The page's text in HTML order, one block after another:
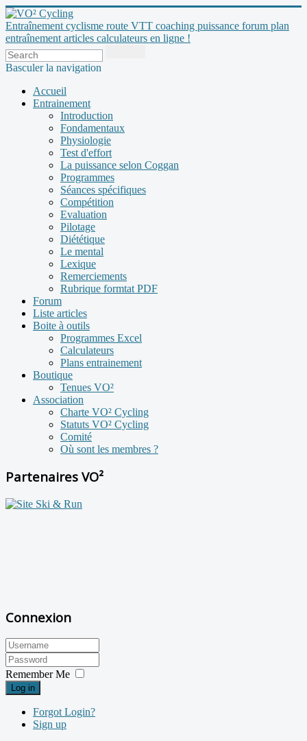
Entraînement cyclisme route VTT coaching puissance forum plan
entraînement articles calculateurs en ligne !
Basculer la navigation
Accueil
Entrainement
Introduction
Fondamentaux
Physiologie
Test d'effort
La puissance selon Coggan
Programmes
Séances spécifiques
Compétition
Evaluation
Pilotage
Diététique
Le mental
Lexique
Remerciements
Rubrique formtat PDF
Forum
Liste articles
Boite à outils
Programmes Excel
Calculateurs
Plans entrainement
Boutique
Tenues VO²
Association
Charte VO² Cycling
Statuts VO² Cycling
Comité
Où sont les membres ?
Partenaires VO²
Connexion
Remember Me
Log in
Forgot Login?
Sign up